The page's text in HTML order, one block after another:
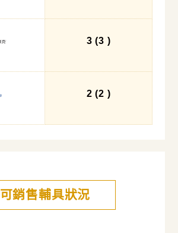
3(3 )
2(2 )
可銷售輔具狀況